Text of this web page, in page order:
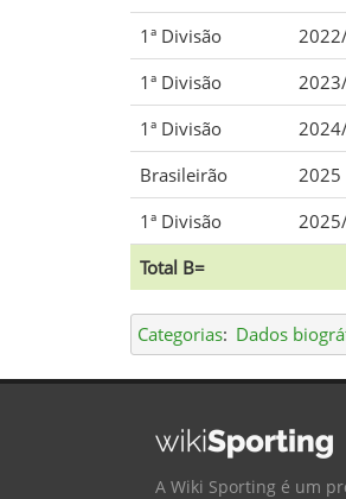
1ª Divisão
1ª Divisão
1ª Divisão
Brasileirão
2025
1ª Divisão
Total B=
Categorias: Dados
A Wiki Sporting é um